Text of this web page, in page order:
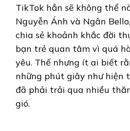
TikTok hẳn sẽ không thể
Nguyễn Ánh và Ngân
chia sẻ khoảnh khắc đời
bạn trẻ quan tâm vì quá
yêu. Thế nhưng ít ai biết
những phút giây như hiện
đã phải trải qua nhiều
gió.